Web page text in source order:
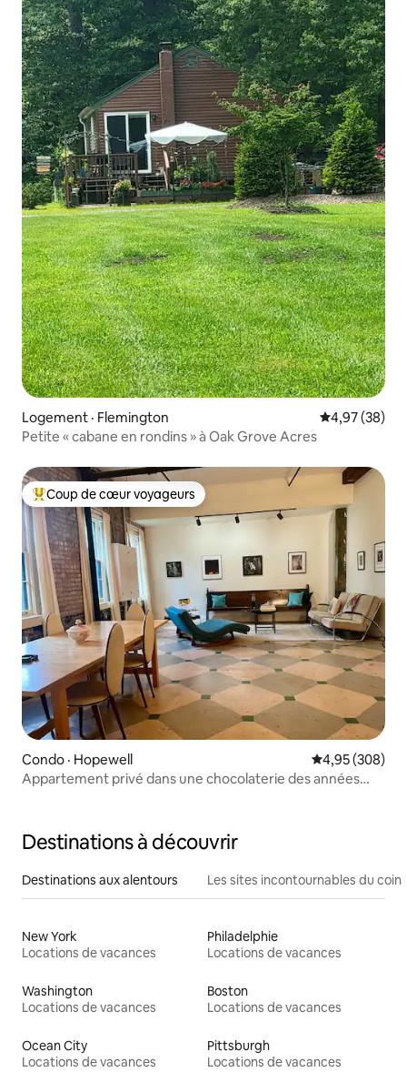
Logement · Flemington Note
4,97 (38)
Petite « cabane en rondins » à Oak Grove Acres
Coup de cœur voyageurs parmi les plus aimés
Coup de cœur voyageurs
Condo · Hopewell Note
4,95 (308)
Appartement privé dans une chocolaterie des années
Destinations à découvrir
Destinations aux alentours Les sites incontournables du coin
New York
Locations de vacances
Philadelphie
Locations de vacances
Washington
Locations de vacances
Boston
Locations de vacances
Ocean City
Locations de vacances
Pittsburgh
Locations de vacances